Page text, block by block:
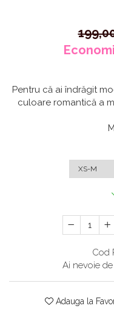
Pentru că ai îndrăgit
culoare romantică a
Cod
Ai nevoie
Adauga la